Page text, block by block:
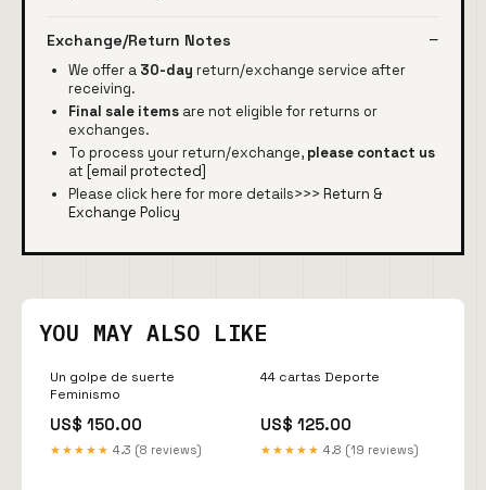
Exchange/Return Notes
We offer a 30-day return/exchange service after
receiving.
Final sale items are not eligible for returns or
exchanges.
To process your return/exchange, please contact us
at [email protected]
Please click here for more details>>> Return &
Exchange Policy
YOU MAY ALSO LIKE
Un golpe de suerte
Feminismo
US$ 150.00
★★★★★ 4.3 (8 reviews)
44 cartas Deporte
US$ 125.00
★★★★★ 4.8 (19 reviews)